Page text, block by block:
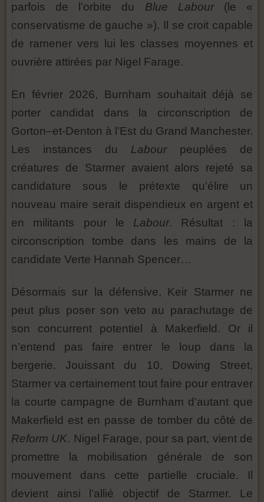
parfois de l’orbite du Blue Labour(le «
conservatisme de gauche »). Il se croit capable
de ramener vers lui les classes moyennes et
ouvrière attirées par Nigel Farage.
En février 2026, Burnham souhaitait déjà se
porter candidat dans la circonscription de
Gorton–et-Denton à l’Est du Grand Manchester.
Les instances du Labourpeuplées de
créatures de Starmer avaient alors rejeté sa
candidature sous le prétexte qu’élire un
nouveau maire serait dispendieux en argent et
en militants pour le Labour. Résultat : la
circonscription tombe dans les mains de la
candidate Verte Hannah Spencer…
Désormais sur la défensive, Keir Starmer ne
peut plus poser son veto au parachutage de
son concurrent potentiel à Makerfield. Or il
n’entend pas faire entrer le loup dans la
bergerie. Jouissant du 10, Dowing Street,
Starmer va certainement tout faire pour entraver
la courte campagne de Burnham d’autant que
Makerfield est en passe de tomber du côté de
Reform UK. Nigel Farage, pour sa part, vient de
promettre la mobilisation générale de son
mouvement dans cette partielle cruciale. Il
devient ainsi l’allié objectif de Starmer. Le